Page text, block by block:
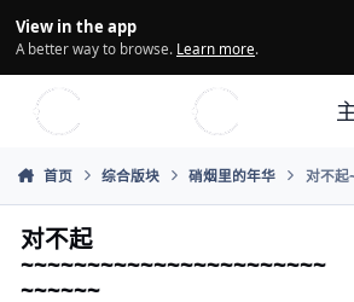
View in the app
A better way to browse. Learn more.
首页 综合版块 硝烟里的年华 对不起
对不起
~~~~~~~~~~~~~~~~~~~~~~~
~~~~~~